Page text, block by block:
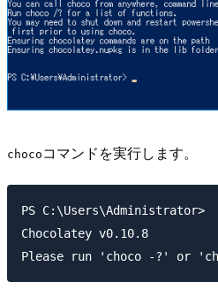
choco コマンドを実行します。
PS C:\Users\Administrator>
Chocolatey v0.10.8